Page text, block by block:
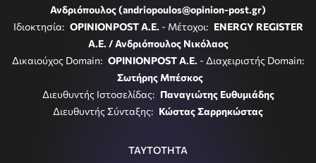
Ανδριόπουλος (andriopoulos@opinion-post.gr)
Ιδιοκτησία: OPINIONPOST A.E. - Μέτοχοι: ENERGY REGISTER
Α.Ε. / Ανδριόπουλος Νικόλαος
Δικαιούχος Domain: OPINIONPOST A.E. - Διαχειριστής Domain:
Σωτήρης Μπέσκος
Διευθυντής Ιστοσελίδας: Παναγιώτης Ευθυμιάδης
Διευθυντής Σύνταξης: Κώστας Σαρρηκώστας
ΤΑΥΤΟΤΗΤΑ